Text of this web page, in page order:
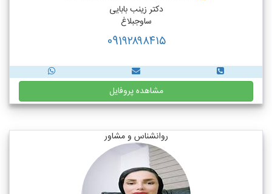
دکتر زینب بابایی
ساوجبلاغ
091۹۲۸۹۸۴۱۵
مشاهده پروفایل
روانشناس و مشاور